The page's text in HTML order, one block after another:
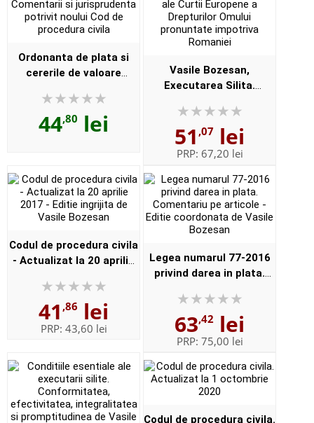
Ordonanta de plata si
cererile de valoare
jurisprudenta potrivit
noului Cod de procedura
civila
44,80 lei
Vasile Bozesan,
Executarea Silita.
Europene a Drepturilor
Omului pronuntate
impotriva Romaniei
51 ,07 lei
PRP: 67,20 lei
Codul de procedura civila
- Actualizat la 20 aprilie
Vasile Bozesan
41 ,86 lei
PRP: 43,60 lei
Legea numarul 77-2016
privind darea in plata.
Editie coordonata de
Vasile Bozesan
63,42 lei
PRP: 75,00 lei
Codul de procedura civila.